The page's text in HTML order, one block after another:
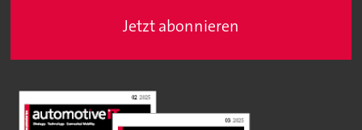
Jetzt abonnieren